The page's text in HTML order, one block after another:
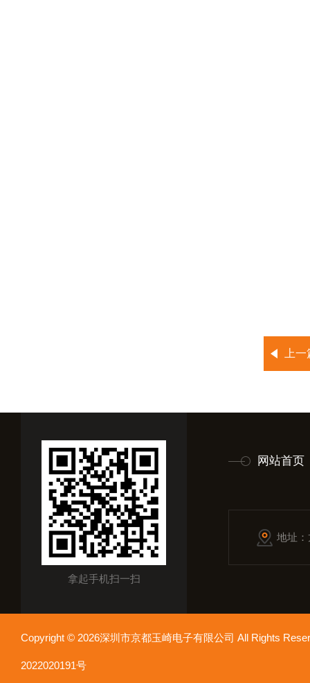
上
拿起手机扫一扫
网站首页
地址
Copyright © 2026深圳市京都玉崎电子有限公司 All Rights
2022020191号